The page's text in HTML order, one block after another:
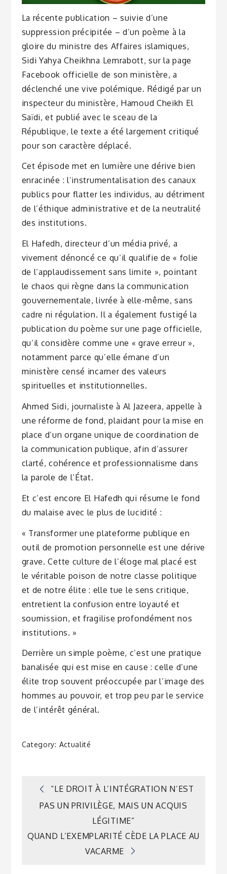
La récente publication – suivie d’une
suppression précipitée – d’un poème à la
gloire du ministre des Affaires islamiques,
Sidi Yahya Cheikhna Lemrabott, sur la page
Facebook officielle de son ministère, a
déclenché une vive polémique. Rédigé par un
inspecteur du ministère, Hamoud Cheikh El
Saïdi, et publié avec le sceau de la
République, le texte a été largement critiqué
pour son caractère déplacé.
Cet épisode met en lumière une dérive bien
enracinée : l’instrumentalisation des canaux
publics pour flatter les individus, au détriment
de l’éthique administrative et de la neutralité
des institutions.
El Hafedh, directeur d’un média privé, a
vivement dénoncé ce qu’il qualifie de « folie
de l’applaudissement sans limite », pointant
le chaos qui règne dans la communication
gouvernementale, livrée à elle-même, sans
cadre ni régulation. Il a également fustigé la
publication du poème sur une page officielle,
qu’il considère comme une « grave erreur »,
notamment parce qu’elle émane d’un
ministère censé incarner des valeurs
spirituelles et institutionnelles.
Ahmed Sidi, journaliste à Al Jazeera, appelle à
une réforme de fond, plaidant pour la mise en
place d’un organe unique de coordination de
la communication publique, afin d’assurer
clarté, cohérence et professionnalisme dans
la parole de l’État.
Et c’est encore El Hafedh qui résume le fond
du malaise avec le plus de lucidité :
« Transformer une plateforme publique en
outil de promotion personnelle est une dérive
grave. Cette culture de l’éloge mal placé est
le véritable poison de notre classe politique
et de notre élite : elle tue le sens critique,
entretient la confusion entre loyauté et
soumission, et fragilise profondément nos
institutions. »
Derrière un simple poème, c’est une pratique
banalisée qui est mise en cause : celle d’une
élite trop souvent préoccupée par l’image des
hommes au pouvoir, et trop peu par le service
de l’intérêt général.
Category: Actualité
Navigation
l’article
“LE DROIT À L’INTÉGRATION N’EST
PAS UN PRIVILÈGE, MAIS UN ACQUIS
LÉGITIME”
QUAND L’EXEMPLARITÉ CÈDE LA PLACE AU
VACARME